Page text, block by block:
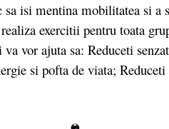
sa isi mentina mobilitatea si
exercitii pentru toata
vor ajuta sa: Reduceti
si pofta de viata;